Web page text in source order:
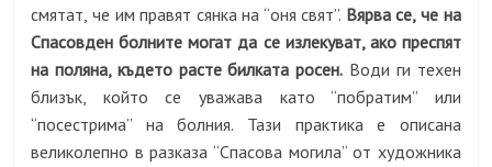
смятат, че им правят сянка на “оня свят”. Вярва се, че на
Спасовден болните могат да се излекуват, ако преспят
на поляна, където расте билката росен. Води ги техен
близък, който се уважава като “побратим” или
“посестрима” на болния. Тази практика е описана
великолепно в разказа “Спасова могила” от художника